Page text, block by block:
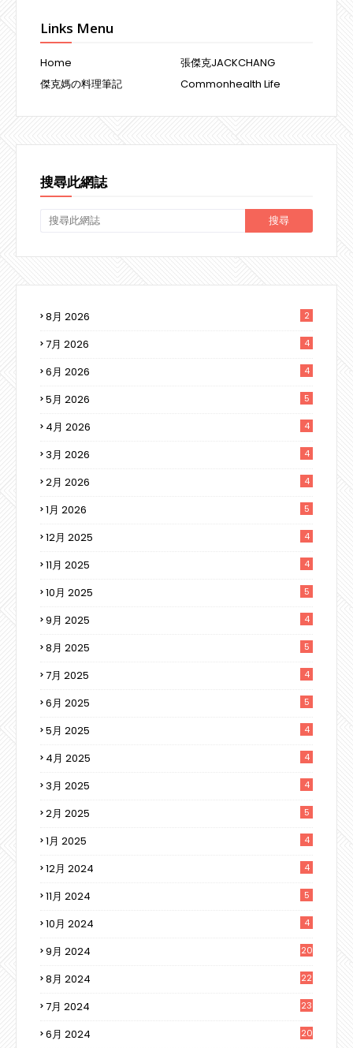
Links Menu
Home
張傑克JACKCHANG
傑克媽の料理筆記
Commonhealth Life
搜尋此網誌
8月 2026 2
7月 2026 4
6月 2026 4
5月 2026 5
4月 2026 4
3月 2026 4
2月 2026 4
1月 2026 5
12月 2025 4
11月 2025 4
10月 2025 5
9月 2025 4
8月 2025 5
7月 2025 4
6月 2025 5
5月 2025 4
4月 2025 4
3月 2025 4
2月 2025 5
1月 2025 4
12月 2024 4
11月 2024 5
10月 2024 4
9月 2024 20
8月 2024 22
7月 2024 23
6月 2024 20